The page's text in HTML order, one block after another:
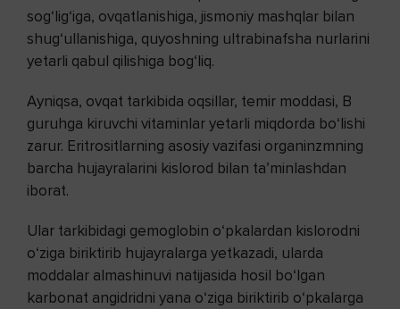
sog‘lig‘iga, ovqatlanishiga, jismoniy mashqlar bilan
shug‘ullanishiga, quyoshning ultrabinafsha nurlarini
yetarli qabul qilishiga bog‘liq.
Ayniqsa, ovqat tarkibida oqsillar, temir moddasi, B
guruhga kiruvchi vitaminlar yetarli miqdorda bo‘lishi
zarur. Eritrositlarning asosiy vazifasi organinzmning
barcha hujayralarini kislorod bilan ta’minlashdan
iborat.
Ular tarkibidagi gemoglobin o‘pkalardan kislorodni
o‘ziga biriktirib hujayralarga yetkazadi, ularda
moddalar almashinuvi natijasida hosil bo‘lgan
karbonat angidridni yana o‘ziga biriktirib o‘pkalarga